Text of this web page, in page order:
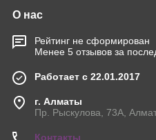
О нас
Рейтинг не сформирован
Менее 5 отзывов за
Работает с 22.01.2017
г. Алматы
Пр. Рыскулова, 73А,
Контакты